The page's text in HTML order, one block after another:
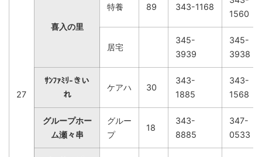
27
喜入の里
特養 89 343-1168
1560
居宅
345-
3939
345-
3938
ｻﾝﾌｧﾐﾘ-きい
れ
ケアハ 30
343-
1885
343-
1568
グループホー
ム瀬々串
グルー
プ
18
343-
8885
347-
0533